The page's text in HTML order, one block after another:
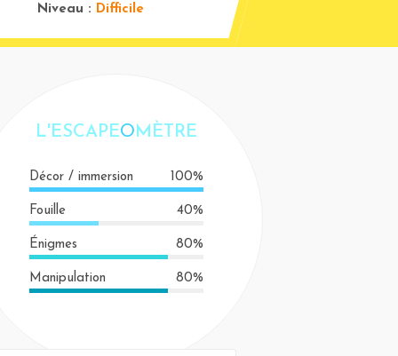
Niveau : Difficile
L'ESCAPEOMÈTRE
Décor / immersion 100%
Fouille 40%
Énigmes 80%
Manipulation 80%